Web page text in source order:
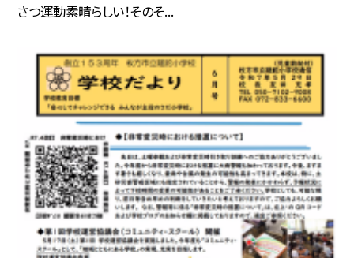
さつ運動素晴らしい！そのそ...